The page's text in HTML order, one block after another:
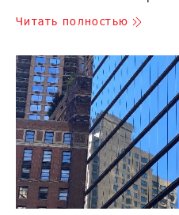
Читать полностью